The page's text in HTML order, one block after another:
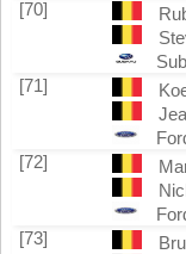
[70]
[71]
[72]
[73]